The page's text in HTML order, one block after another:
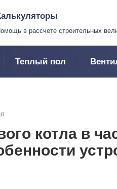
в рассчете строительных
Теплый пол
котла в